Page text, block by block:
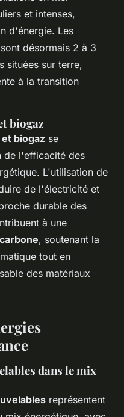
et intenses,
d'énergie. Les
sont désormais 2 à 3
situées sur terre,
à la transition
biogaz
biogaz se
de l'efficacité des
L'utilisation de
de l'électricité et
durable des
à une
, soutenant la
tout en
des matériaux
dans le mix
représentent